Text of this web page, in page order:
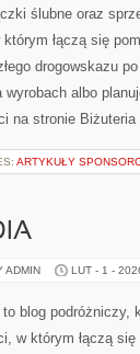
ślubne oraz
którym łączą się
drogowskazu
wyrobach albo
na stronie
ARTYKUŁY
ADMIN LUT - 1 -
to blog podróżniczy,
w którym łączą